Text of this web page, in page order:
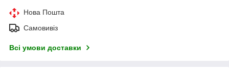
Нова Пошта
Самовивіз
Всі умови доставки